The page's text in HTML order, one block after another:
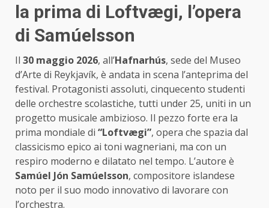
la prima di Loftvægi, l’opera
di Samúelsson
Il 30 maggio 2026, all’Hafnarhús, sede del Museo
d’Arte di Reykjavík, è andata in scena l’anteprima del
festival. Protagonisti assoluti, cinquecento studenti
delle orchestre scolastiche, tutti under 25, uniti in un
progetto musicale ambizioso. Il pezzo forte era la
prima mondiale di “Loftvægi”, opera che spazia dal
classicismo epico ai toni wagneriani, ma con un
respiro moderno e dilatato nel tempo. L’autore è
Samúel Jón Samúelsson, compositore islandese
noto per il suo modo innovativo di lavorare con
l’orchestra.